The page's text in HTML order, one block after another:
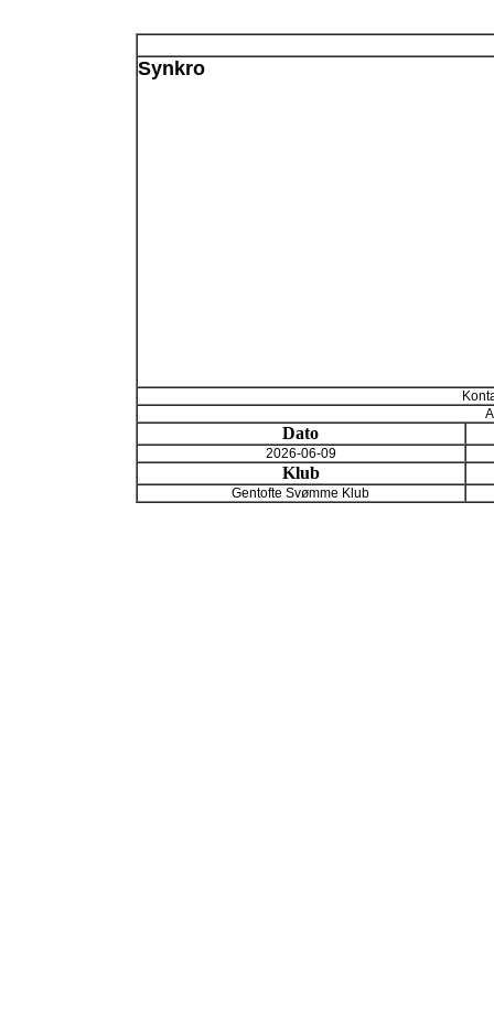
Synkro
Dato
2026-06-09
Klub
Gentofte Svømme Klub